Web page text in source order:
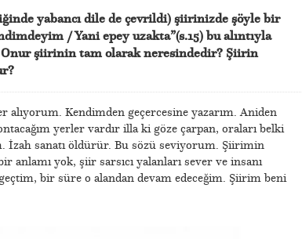
yabancı dile de çevrildi) şiirinizde şöyle bir
/ Yani epey uzakta”(s.15) bu alıntıyla
şiirinin tam olarak neresindedir? Şiirin
alıyorum. Kendimden geçercesine yazarım. Aniden
yerler vardır illa ki göze çarpan, oraları belki
İzah sanatı öldürür. Bu sözü seviyorum. Şiirimin
anlamı yok, şiir sarsıcı yalanları sever ve insanı
bir süre o alandan devam edeceğim. Şiirim beni